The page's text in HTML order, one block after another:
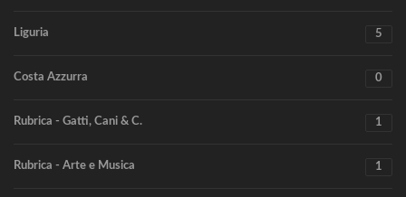
Liguria 5
Costa Azzurra 0
Rubrica - Gatti, Cani & C. 1
Rubrica - Arte e Musica 1